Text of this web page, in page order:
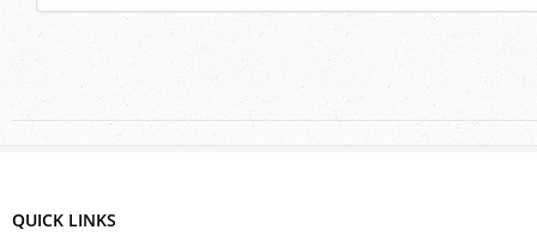
QUICK LINKS